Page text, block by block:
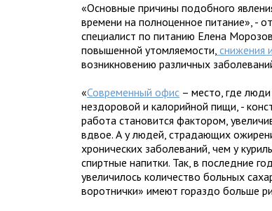
«Основные причины подобного
времени на полноценное питание», -
специалист по питанию Елена
повышенной утомляемости, снижения
возникновению различных
«Современный офис – место, где
нездоровой и калорийной пищи, -
работа становится фактором,
вдвое. А у людей, страдающих
хронических заболеваний, чем у
спиртные напитки. Так, в последние
увеличилось количество больных
воротнички» имеют гораздо больше